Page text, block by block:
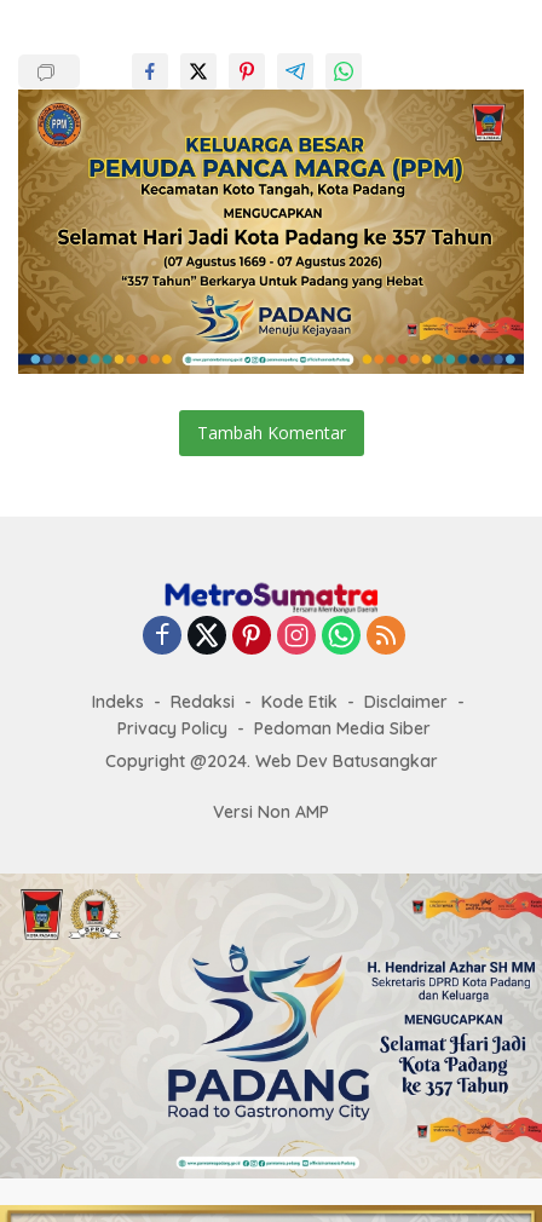
Tambah Komentar
Indeks Redaksi Kode Etik
Disclaimer
Privacy Policy
Pedoman Media Siber
Copyright @2024. Web Dev Batusangkar
Versi Non AMP